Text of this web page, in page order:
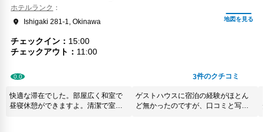
ホテルランク
Ishigaki 281-1, Okinawa
チェックイン
15:00
チェックアウト
11:00
0.0 3件のクチコミ
快適な滞在でした。部屋広く和室で
昼寝休憩ができますよ。清潔で室内
ゲストハウスに宿泊の経験がほとん
ど無かったのですが、口コミと写真